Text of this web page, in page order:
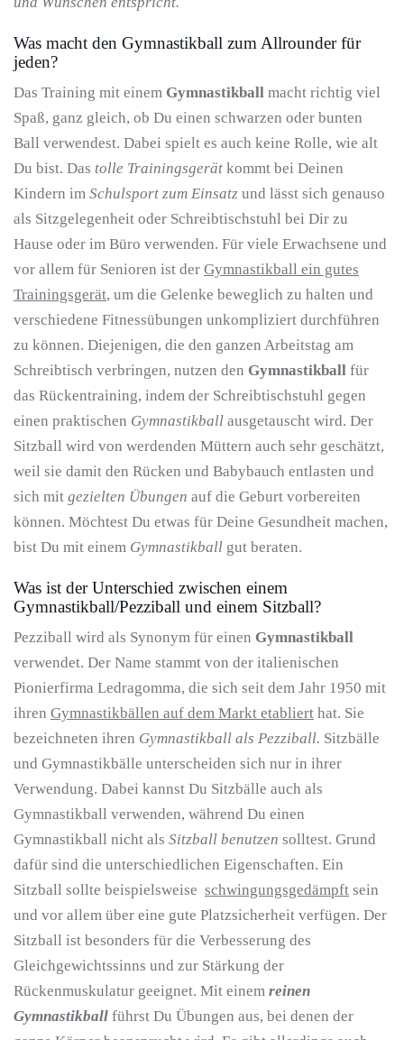
Was macht den Gymnastikball zum Allrounder für
jeden?
Das Training mit einem Gymnastikball macht richtig viel
Spaß, ganz gleich, ob Du einen schwarzen oder bunten
Ball verwendest. Dabei spielt es auch keine Rolle, wie alt
Du bist. Das tolle Trainingsgerät kommt bei Deinen
Kindern im Schulsport zum Einsatz und lässt sich genauso
als Sitzgelegenheit oder Schreibtischstuhl bei Dir zu
Hause oder im Büro verwenden. Für viele Erwachsene und
vor allem für Senioren ist der Gymnastikball ein gutes
Trainingsgerät, um die Gelenke beweglich zu halten und
verschiedene Fitnessübungen unkompliziert durchführen
zu können. Diejenigen, die den ganzen Arbeitstag am
Schreibtisch verbringen, nutzen den Gymnastikball für
das Rückentraining, indem der Schreibtischstuhl gegen
einen praktischen Gymnastikball ausgetauscht wird. Der
Sitzball wird von werdenden Müttern auch sehr geschätzt,
weil sie damit den Rücken und Babybauch entlasten und
sich mit gezielten Übungen auf die Geburt vorbereiten
können. Möchtest Du etwas für Deine Gesundheit machen,
bist Du mit einem Gymnastikball gut beraten.
Was ist der Unterschied zwischen einem
Gymnastikball/Pezziball und einem Sitzball?
Pezziball wird als Synonym für einen Gymnastikball
verwendet. Der Name stammt von der italienischen
Pionierfirma Ledragomma, die sich seit dem Jahr 1950 mit
ihren Gymnastikbällen auf dem Markt etabliert hat. Sie
bezeichneten ihren Gymnastikball als Pezziball. Sitzbälle
und Gymnastikbälle unterscheiden sich nur in ihrer
Verwendung. Dabei kannst Du Sitzbälle auch als
Gymnastikball verwenden, während Du einen
Gymnastikball nicht als Sitzball benutzen solltest. Grund
dafür sind die unterschiedlichen Eigenschaften. Ein
Sitzball sollte beispielsweise schwingungsgedämpft sein
und vor allem über eine gute Platzsicherheit verfügen. Der
Sitzball ist besonders für die Verbesserung des
Gleichgewichtssinns und zur Stärkung der
Rückenmuskulatur geeignet. Mit einem reinen
Gymnastikball führst Du Übungen aus, bei denen der